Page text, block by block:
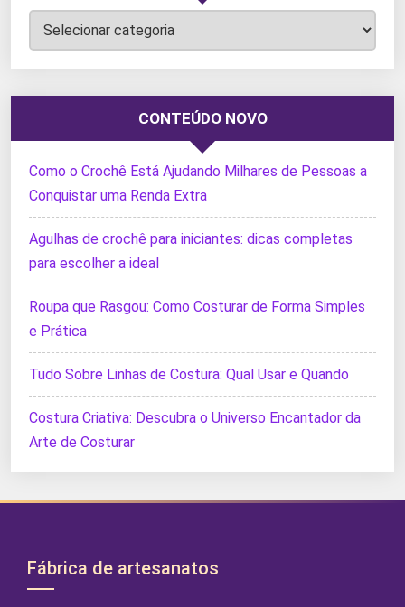
Categorias
CONTEÚDO NOVO
Como o Crochê Está Ajudando Milhares de Pessoas a
Conquistar uma Renda Extra
Agulhas de crochê para iniciantes: dicas completas
para escolher a ideal
Roupa que Rasgou: Como Costurar de Forma Simples
e Prática
Tudo Sobre Linhas de Costura: Qual Usar e Quando
Costura Criativa: Descubra o Universo Encantador da
Arte de Costurar
Fábrica de artesanatos